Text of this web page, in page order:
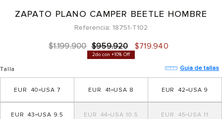
ZAPATO PLANO CAMPER BEETLE HOMBRE
Referencia 18751-T102
$1.199.900 $959.920 $719.940
2do con +10% Off
Talla Guia de tallas
7
40 8
41 9
42
9.5
43 10.5
44 11
45